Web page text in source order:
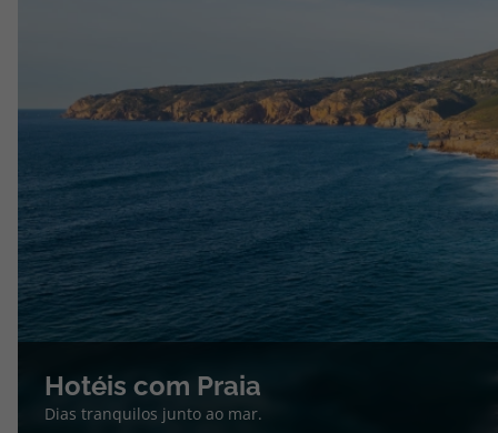
Hotéis com Praia
Dias tranquilos junto ao mar.